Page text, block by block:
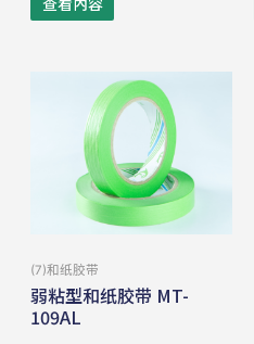
(7)和纸胶带
弱粘型和纸胶带 MT-
109AL